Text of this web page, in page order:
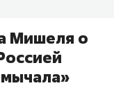
Мишеля о